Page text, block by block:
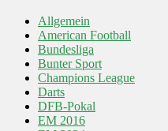
Allgemein
American Football
Bundesliga
Bunter Sport
Champions League
Darts
DFB-Pokal
EM 2016